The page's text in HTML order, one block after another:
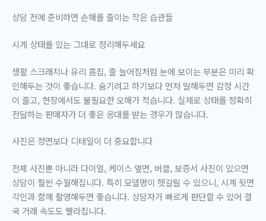
상담 전에 준비하면 손해를 줄이는 작은 습관들
시계 상태를 있는 그대로 정리해두세요
생활 스크래치나 유리 흠집, 줄 늘어짐처럼 눈에 보이는 부분은 미리 확
인해두는 것이 좋습니다. 숨기려고 하기보다 먼저 말해두면 감정 시간
이 줄고, 현장에서도 불필요한 오해가 적습니다. 실제로 상태를 정확히
전달하는 판매자가 더 좋은 응대를 받는 경우가 많습니다.
사진은 정면보다 디테일이 더 중요합니다
전체 사진뿐 아니라 다이얼, 케이스 옆면, 버클, 보증서 사진이 있으면
상담이 훨씬 수월해집니다. 특히 모델명이 헷갈릴 수 있으니, 시계 뒷면
각인과 함께 촬영해두면 좋습니다. 상담자가 빠르게 판단할 수 있어 결
국 거래 속도도 빨라집니다.